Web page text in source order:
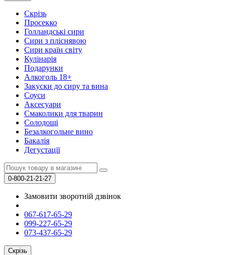
Скрізь
Просекко
Голландські сири
Сири з пліснявою
Сири країн світу
Кулінарія
Подарунки
Алкоголь 18+
Закуски до сиру та вина
Соуси
Аксесуари
Смаколики для тварин
Солодощі
Безалкогольне вино
Бакалія
Дегустації
0-800-21-21-27
Замовити зворотній дзвінок
067-617-65-29
099-227-65-29
073-437-65-29
Скрізь